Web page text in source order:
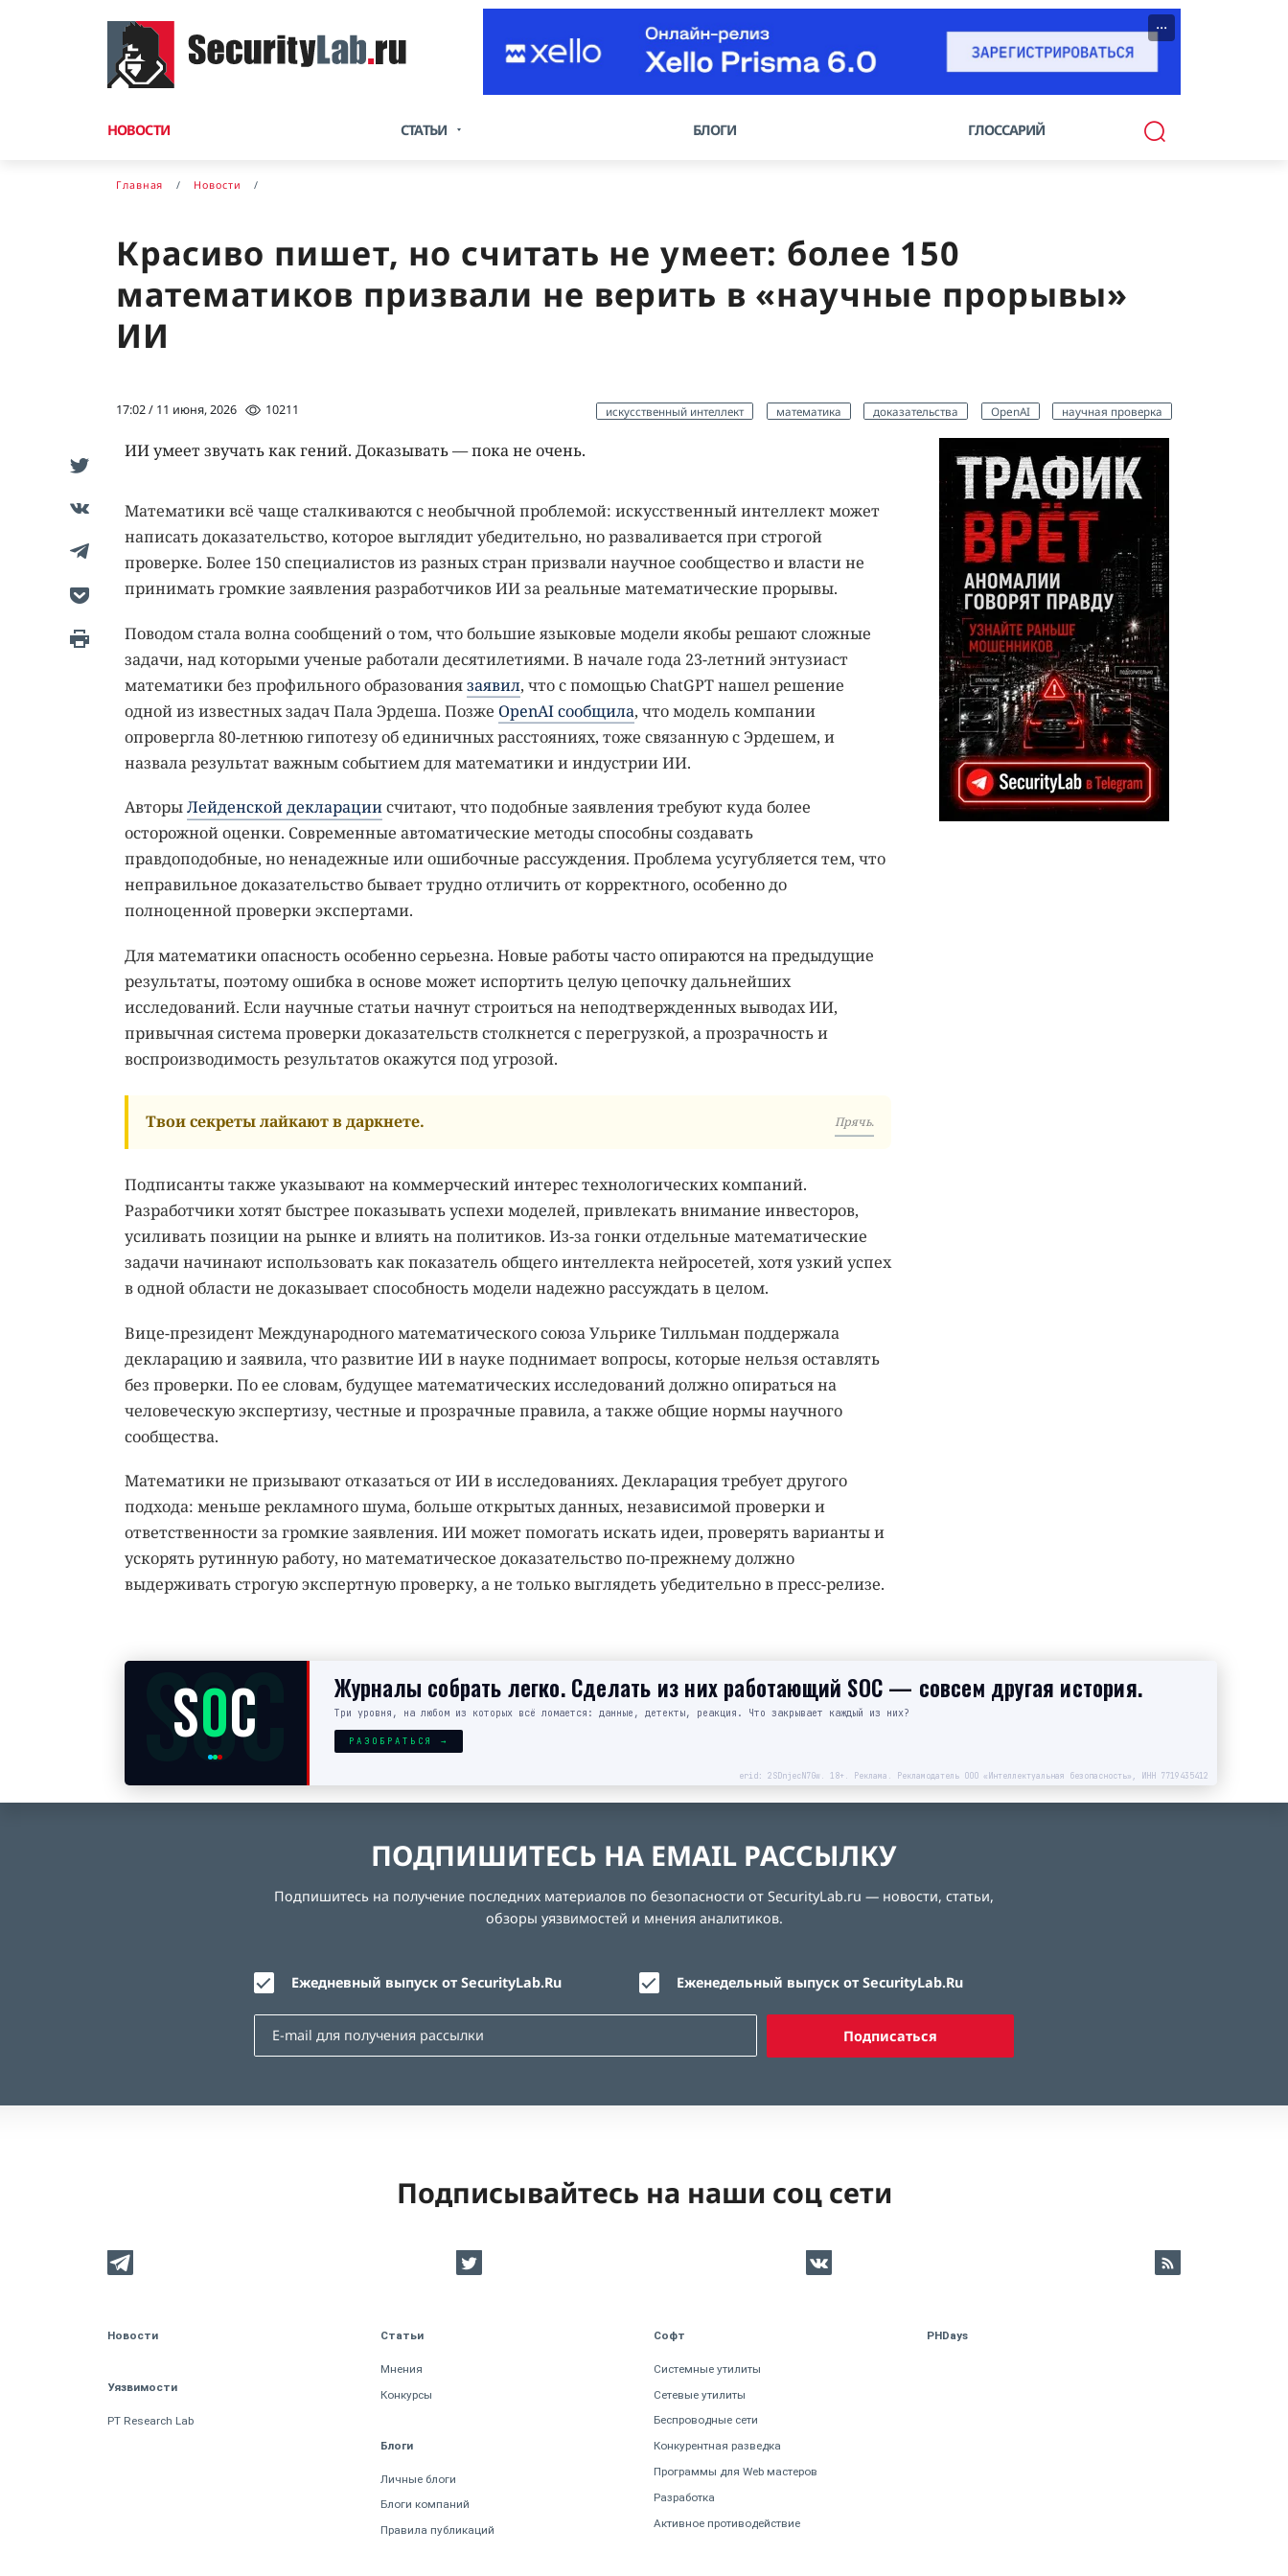
···
НОВОСТИ СТАТЬИ БЛОГИ ГЛОССАРИЙ
Главная Новости
Красиво пишет, но считать не умеет: более 150
математиков призвали не верить в «научные прорывы»
ИИ
17:02 / 11 июня, 2026 10211 искусственный интеллект математика доказательства OpenAI научная проверка
ИИ умеет звучать как гений. Доказывать — пока не очень.
Математики всё чаще сталкиваются с необычной проблемой: искусственный интеллект может
написать доказательство, которое выглядит убедительно, но разваливается при строгой
проверке. Более 150 специалистов из разных стран призвали научное сообщество и власти не
принимать громкие заявления разработчиков ИИ за реальные математические прорывы.
Поводом стала волна сообщений о том, что большие языковые модели якобы решают сложные
задачи, над которыми ученые работали десятилетиями. В начале года 23-летний энтузиаст
математики без профильного образованиязаявил, что с помощью ChatGPT нашел решение
одной из известных задач Пала Эрдеша. Позже OpenAI сообщила, что модель компании
опровергла 80-летнюю гипотезу об единичных расстояниях, тоже связанную с Эрдешем, и
назвала результат важным событием для математики и индустрии ИИ.
АвторыЛейденской декларациисчитают, что подобные заявления требуют куда более
осторожной оценки. Современные автоматические методы способны создавать
правдоподобные, но ненадежные или ошибочные рассуждения. Проблема усугубляется тем, что
неправильное доказательство бывает трудно отличить от корректного, особенно до
полноценной проверки экспертами.
Для математики опасность особенно серьезна. Новые работы часто опираются на предыдущие
результаты, поэтому ошибка в основе может испортить целую цепочку дальнейших
исследований. Если научные статьи начнут строиться на неподтвержденных выводах ИИ,
привычная система проверки доказательств столкнется с перегрузкой, а прозрачность и
воспроизводимость результатов окажутся под угрозой.
Твои секреты лайкают в даркнете. Прячь.
Подписанты также указывают на коммерческий интерес технологических компаний.
Разработчики хотят быстрее показывать успехи моделей, привлекать внимание инвесторов,
усиливать позиции на рынке и влиять на политиков. Из-за гонки отдельные математические
задачи начинают использовать как показатель общего интеллекта нейросетей, хотя узкий успех
в одной области не доказывает способность модели надежно рассуждать в целом.
Вице-президент Международного математического союза Ульрике Тилльман поддержала
декларацию и заявила, что развитие ИИ в науке поднимает вопросы, которые нельзя оставлять
без проверки. По ее словам, будущее математических исследований должно опираться на
человеческую экспертизу, честные и прозрачные правила, а также общие нормы научного
сообщества.
Математики не призывают отказаться от ИИ в исследованиях. Декларация требует другого
подхода: меньше рекламного шума, больше открытых данных, независимой проверки и
ответственности за громкие заявления. ИИ может помогать искать идеи, проверять варианты и
ускорять рутинную работу, но математическое доказательство по-прежнему должно
выдерживать строгую экспертную проверку, а не только выглядеть убедительно в пресс-релизе.
SOC
SOC Журналы собрать легко. Сделать из них работающий SOC — совсем другая история.
Три уровня, на любом из которых всё ломается: данные, детекты, реакция. Что закрывает каждый из них?
РАЗОБРАТЬСЯ →
erid: 2SDnjecN7Gw. 18+. Реклама. Рекламодатель ООО «Интеллектуальная безопасность», ИНН 7719435412
ПОДПИШИТЕСЬ НА EMAIL РАССЫЛКУ
Подпишитесь на получение последних материалов по безопасности от SecurityLab.ru — новости, статьи,
обзоры уязвимостей и мнения аналитиков.
Ежедневный выпуск от SecurityLab.Ru Еженедельный выпуск от SecurityLab.Ru
Подписаться
Подписывайтесь на наши соц сети
Новости
Уязвимости
PT Research Lab
Статьи
Мнения
Конкурсы
Блоги
Личные блоги
Блоги компаний
Правила публикаций
Софт
Системные утилиты
Сетевые утилиты
Беспроводные сети
Конкурентная разведка
Программы для Web мастеров
Разработка
Активное противодействие
PHDays